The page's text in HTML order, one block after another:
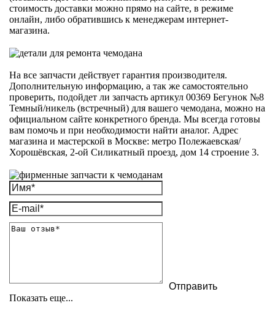
стоимость доставки можно прямо на сайте, в режиме
онлайн, либо обратившись к менеджерам интернет-
магазина.
На все запчасти действует гарантия производителя.
Дополнительную информацию, а так же самостоятельно
проверить, подойдет ли запчасть артикул 00369 Бегунок №8
Темный/никель (встречный) для вашего чемодана, можно на
официальном сайте конкретного бренда. Мы всегда готовы
вам помочь и при необходимости найти аналог. Адрес
магазина и мастерской в Москве: метро Полежаевская/
Хорошёвская, 2-ой Силикатный проезд, дом 14 строение 3.
Показать еще...